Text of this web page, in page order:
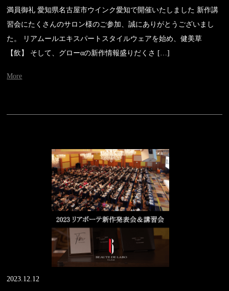
満員御礼 愛知県名古屋市ウインク愛知で開催いたしました 新作講
習会にたくさんのサロン様のご参加、誠にありがとうございまし
た。 リアムールエキスパートスタイルウェアを始め、健美草
【飲】 そして、グローαの新作情報盛りだくさ […]
More
2023.12.12